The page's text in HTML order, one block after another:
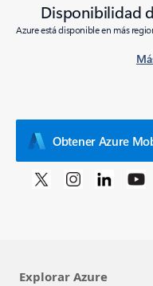
Disponibilidad
Azure está disponible en más
Obtener Azure
Explorar Azure